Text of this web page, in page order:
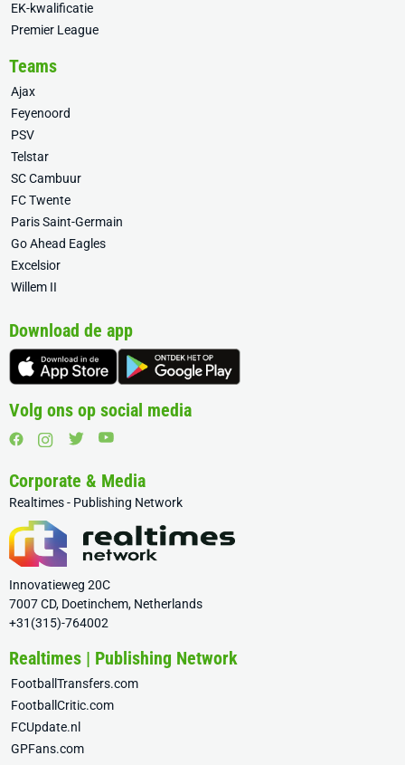
EK-kwalificatie
Premier League
Teams
Ajax
Feyenoord
PSV
Telstar
SC Cambuur
FC Twente
Paris Saint-Germain
Go Ahead Eagles
Excelsior
Willem II
Download de app
Volg ons op social media
Corporate & Media
Realtimes - Publishing Network
Innovatieweg 20C
7007 CD, Doetinchem, Netherlands
+31(315)-764002
Realtimes | Publishing Network
FootballTransfers.com
FootballCritic.com
FCUpdate.nl
GPFans.com